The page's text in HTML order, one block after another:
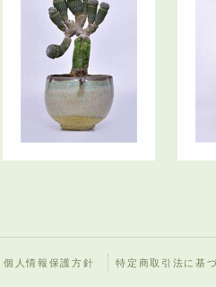
個人情報保護方針 特定商取引法に基